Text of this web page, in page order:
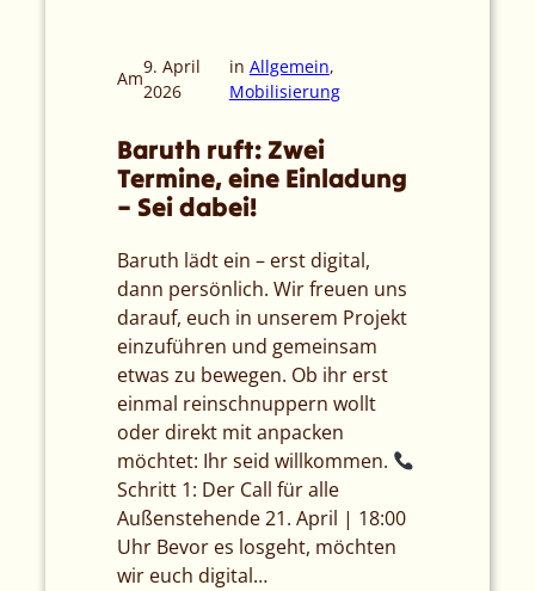
Am
9. April
2026
in Allgemein
Mobilisierung
Baruth ruft: Zwei
Termine, eine Einladung
– Sei dabei!
Baruth lädt ein – erst digital,
dann persönlich. Wir freuen uns
darauf, euch in unserem Projekt
einzuführen und gemeinsam
etwas zu bewegen. Ob ihr erst
einmal reinschnuppern wollt
oder direkt mit anpacken
möchtet: Ihr seid willkommen.
Schritt 1: Der Call für alle
Außenstehende 21. April | 18:00
Uhr Bevor es losgeht, möchten
wir euch digital…